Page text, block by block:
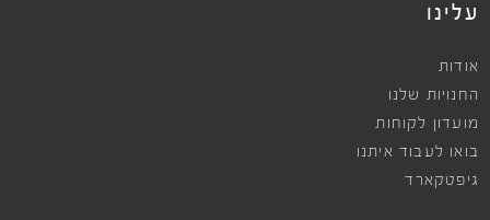
עלינו
אודות
החנויות שלנו
מועדון לקוחות
בואו לעבוד איתנו
גיפטקארד